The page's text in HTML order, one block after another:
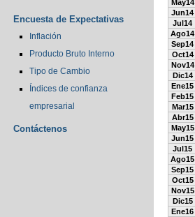
Encuesta de Expectativas
Inflación
Producto Bruto Interno
Tipo de Cambio
Índices de confianza
empresarial
Contáctenos
May14
Jun14
Jul14
Ago14
Sep14
Oct14
Nov14
Dic14
Ene15
Feb15
Mar15
Abr15
May15
Jun15
Jul15
Ago15
Sep15
Oct15
Nov15
Dic15
Ene16